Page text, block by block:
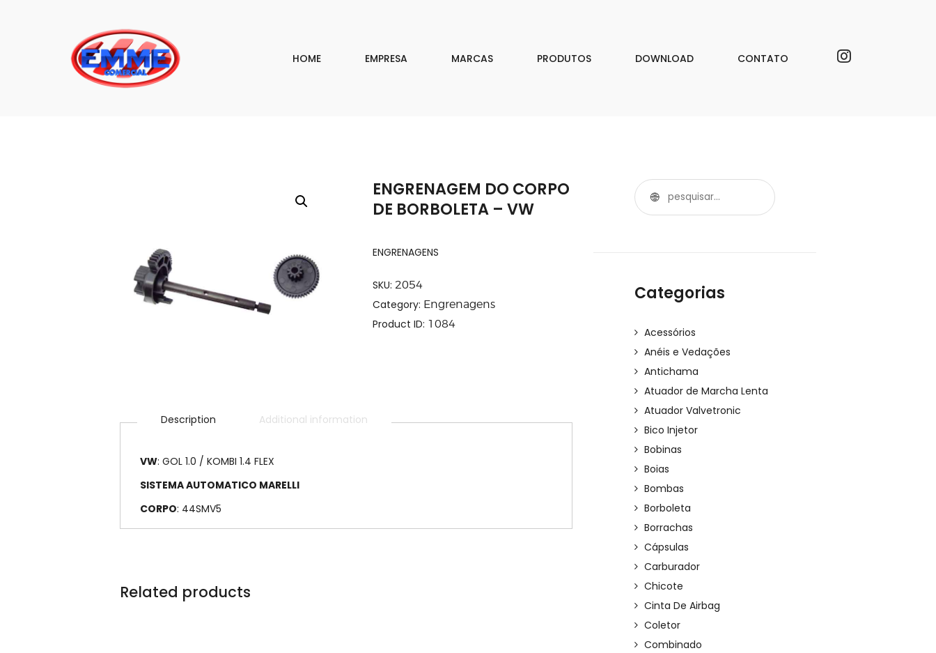
HOME EMPRESA MARCAS PRODUTOS DOWNLOAD CONTATO
PRODUTOS
ENGRENAGEM DO CORPO
DE BORBOLETA – VW
ENGRENAGENS
SKU: 2054
Category: Engrenagens
Product ID: 1084
Description Additional information
VW: GOL 1.0 / KOMBI 1.4 FLEX
SISTEMA AUTOMATICO MARELLI
CORPO: 44SMV5
Related products
PESQUISAR
Categorias
Acessórios
Anéis e Vedações
Antichama
Atuador de Marcha Lenta
Atuador Valvetronic
Bico Injetor
Bobinas
Boias
Bombas
Borboleta
Borrachas
Cápsulas
Carburador
Chicote
Cinta De Airbag
Coletor
Combinado